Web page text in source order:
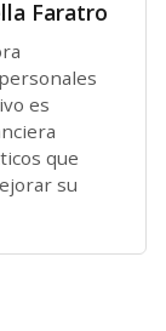
Faratro
es
que
su